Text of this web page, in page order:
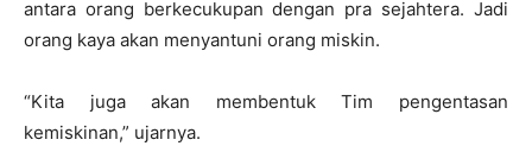
antara orang berkecukupan dengan pra sejahtera. Jadi
orang kaya akan menyantuni orang miskin.
“Kita juga akan membentuk Tim pengentasan
kemiskinan,” ujarnya.